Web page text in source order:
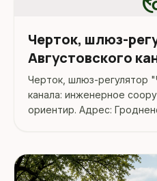
Черток, шлюз-
Августовского
Черток, шлюз-регулятор
канала: инженерное
ориентир. Адрес: